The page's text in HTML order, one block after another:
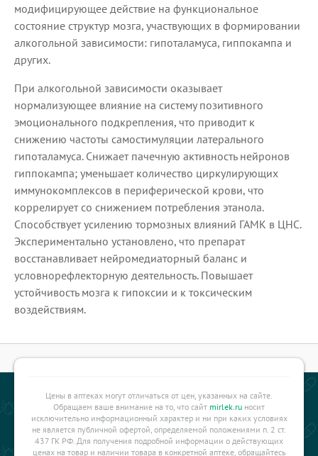
модифицирующее действие на функциональное
состояние структур мозга, участвующих в формировании
алкогольной зависимости: гипоталамуса, гиппокампа и
других.
При алкогольной зависимости оказывает
нормализующее влияние на систему позитивного
эмоционального подкрепления, что приводит к
снижению частоты самостимуляции латерального
гипоталамуса. Снижает пачечную активность нейронов
гиппокампа; уменьшает количество циркулирующих
иммунокомплексов в периферической крови, что
коррелирует со снижением потребления этанола.
Способствует усилению тормозных влияний ГАМК в ЦНС.
Экспериментально установлено, что препарат
восстанавливает нейромедиаторный баланс и
условнорефлекторную деятельность. Повышает
устойчивость мозга к гипоксии и к токсическим
воздействиям.
Цены в аптеках могут отличаться от цен, указанных на сайте.
Обращаем ваше внимание на то, что сайт mirlek.ru носит
исключительно информационный характер и ни при каких условиях
не является публичной офертой, определяемой положениями п. 2 ст.
437 ГК РФ. Для получения подробной информации о действующих
ценах на товар и наличии товара в конкретной аптеке, обращайтесь